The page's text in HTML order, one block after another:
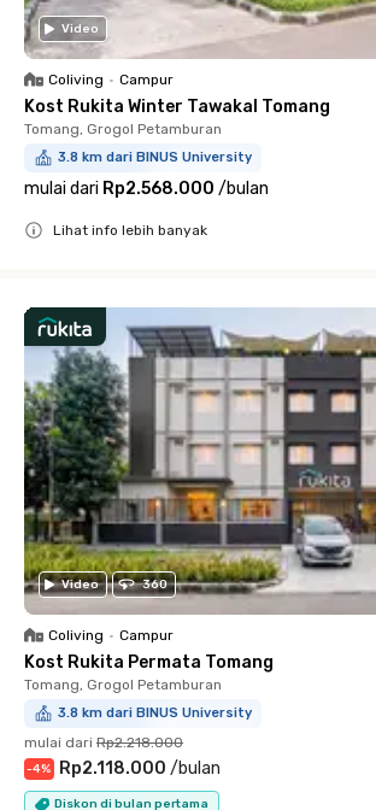
Video
Coliving • Campur
Kost Rukita Winter Tawakal Tomang
Tomang, Grogol Petamburan
3.8 km dari BINUS University
mulai dari Rp2.568.000 /bulan
Lihat info lebih banyak
Video 360
Coliving • Campur
Kost Rukita Permata Tomang
Tomang, Grogol Petamburan
3.8 km dari BINUS University
mulai dari Rp2.218.000
-4% Rp2.118.000 /bulan
Diskon di bulan pertama